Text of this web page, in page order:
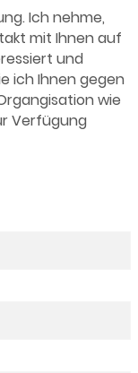
Ich nehme,
mit Ihnen auf
und
ich Ihnen gegen
wie
Verfügung